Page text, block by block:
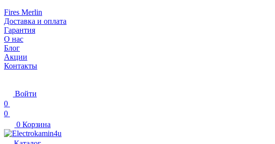
Fires Merlin
Доставка и оплата
Гарантия
О нас
Блог
Акции
Контакты
Войти
0
0
0 Корзина